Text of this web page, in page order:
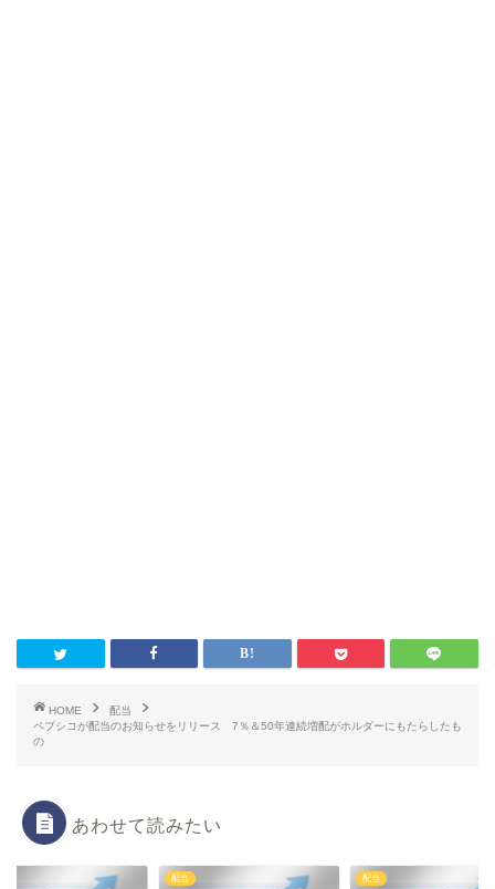
HOME
配当
ペプシコが配当のお知らせをリリース 7％＆50年連続増配がホルダーにもたらしたも
の
あわせて読みたい
配当 配当